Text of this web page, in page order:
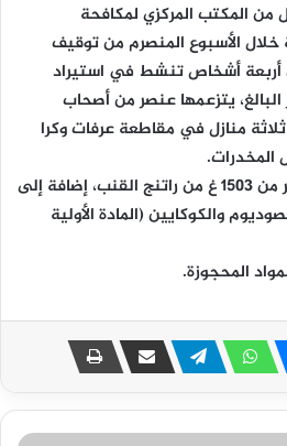
المكتب المركزي لمكافحة
خلال الأسبوع المنصرم من توقيف
أربعة أشخاص تنشط في استيراد
يتزعمها عنصر من أصحاب
منازل في مقاطعة عرفات وكرا
المخدرات.
بعد التفتيش؛ تم ضبط أكثر من 1503 غ من راتنج القنب، إضافة إلى
والكوكايين (المادة الأولية
المحجوزة.